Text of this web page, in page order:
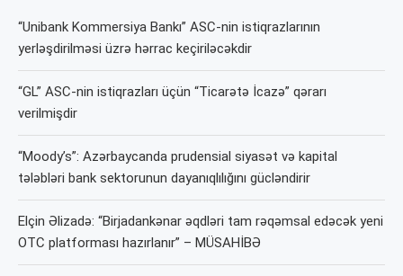
“Unibank Kommersiya Bankı” ASC-nin istiqrazlarının
yerləşdirilməsi üzrə hərrac keçiriləcəkdir
“GL” ASC-nin istiqrazları üçün “Ticarətə İcazə” qərarı
verilmişdir
“Moody’s”: Azərbaycanda prudensial siyasət və kapital
tələbləri bank sektorunun dayanıqlılığını gücləndirir
Elçin Əlizadə: “Birjadankənar əqdləri tam rəqəmsal edəcək yeni
OTC platforması hazırlanır” – MÜSAHİBƏ